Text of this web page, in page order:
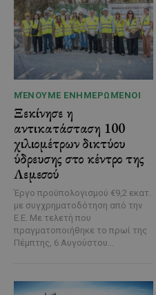
ΜΈΝΟΥΜΕ ΕΝΗΜΕΡΩΜΈΝΟΙ
Ξεκίνησε η
αντικατάσταση 100
χιλιομέτρων δικτύου
ύδρευσης στο κέντρο της
Λεμεσού
Έργο προϋπολογισμού €9,2 εκατ.
με συγχρηματοδότηση από την
Ε.Ε. Με τελετή που
πραγματοποιήθηκε το πρωί της
Πέμπτης, 6 Αυγούστου...